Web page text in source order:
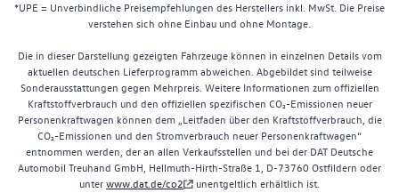
*UPE = Unverbindliche Preisempfehlungen des Herstellers inkl. MwSt. Die Preise
verstehen sich ohne Einbau und ohne Montage.
Die in dieser Darstellung gezeigten Fahrzeuge können in einzelnen Details vom
aktuellen deutschen Lieferprogramm abweichen. Abgebildet sind teilweise
Sonderausstattungen gegen Mehrpreis. Weitere Informationen zum offiziellen
Kraftstoffverbrauch und den offiziellen spezifischen CO₂-Emissionen neuer
Personenkraftwagen können dem „Leitfaden über den Kraftstoffverbrauch, die
CO₂-Emissionen und den Stromverbrauch neuer Personenkraftwagen“
entnommen werden, der an allen Verkaufsstellen und bei der DAT Deutsche
Automobil Treuhand GmbH, Hellmuth-Hirth-Straße 1, D-73760 Ostfildern oder
unterwww.dat.de/co2 unentgeltlich erhältlich ist.